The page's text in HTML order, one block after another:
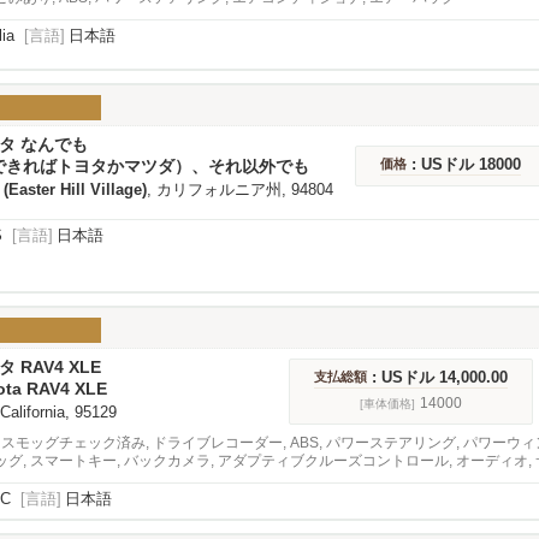
[言語] 日本語
なんでも
きればトヨタかマツダ）、それ以外でも
Hill Village), カリフォルニア州, 94804
価格 : USドル 18000
[言語] 日本語
RAV4 XLE
RAV4 XLE
95129
支払総額 : USドル 14,000.00
[車体価格] 14000
モッグチェック済み, ドライブレコーダー, ABS, パワーステアリング, パワーウ
グ, スマートキー, バックカメラ, アダプティブクルーズコントロール, オーディオ,
[言語] 日本語